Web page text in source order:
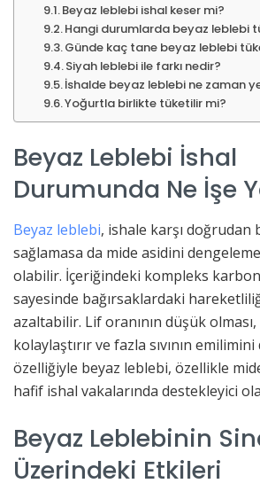
Beyaz leblebi ishal keser mi?
Hangi durumlarda beyaz leblebi
Günde kaç tane beyaz leblebi
Siyah leblebi ile farkı nedir?
İshalde beyaz leblebi ne zaman
Yoğurtla birlikte tüketilir mi?
Beyaz Leblebi İshal
Durumunda Ne İşe
Beyaz leblebi, ishale karşı doğrudan
sağlamasa da mide asidini
olabilir. İçeriğindeki kompleks
sayesinde bağırsaklardaki
azaltabilir. Lif oranının düşük
kolaylaştırır ve fazla sıvının
özelliğiyle beyaz leblebi, özellikle
hafif ishal vakalarında destekleyici
Beyaz Leblebinin
Üzerindeki Etkileri